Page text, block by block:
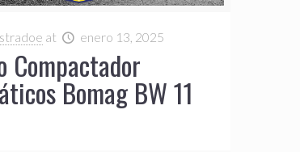
at enero 13, 2025
Compactador
Bomag BW 11